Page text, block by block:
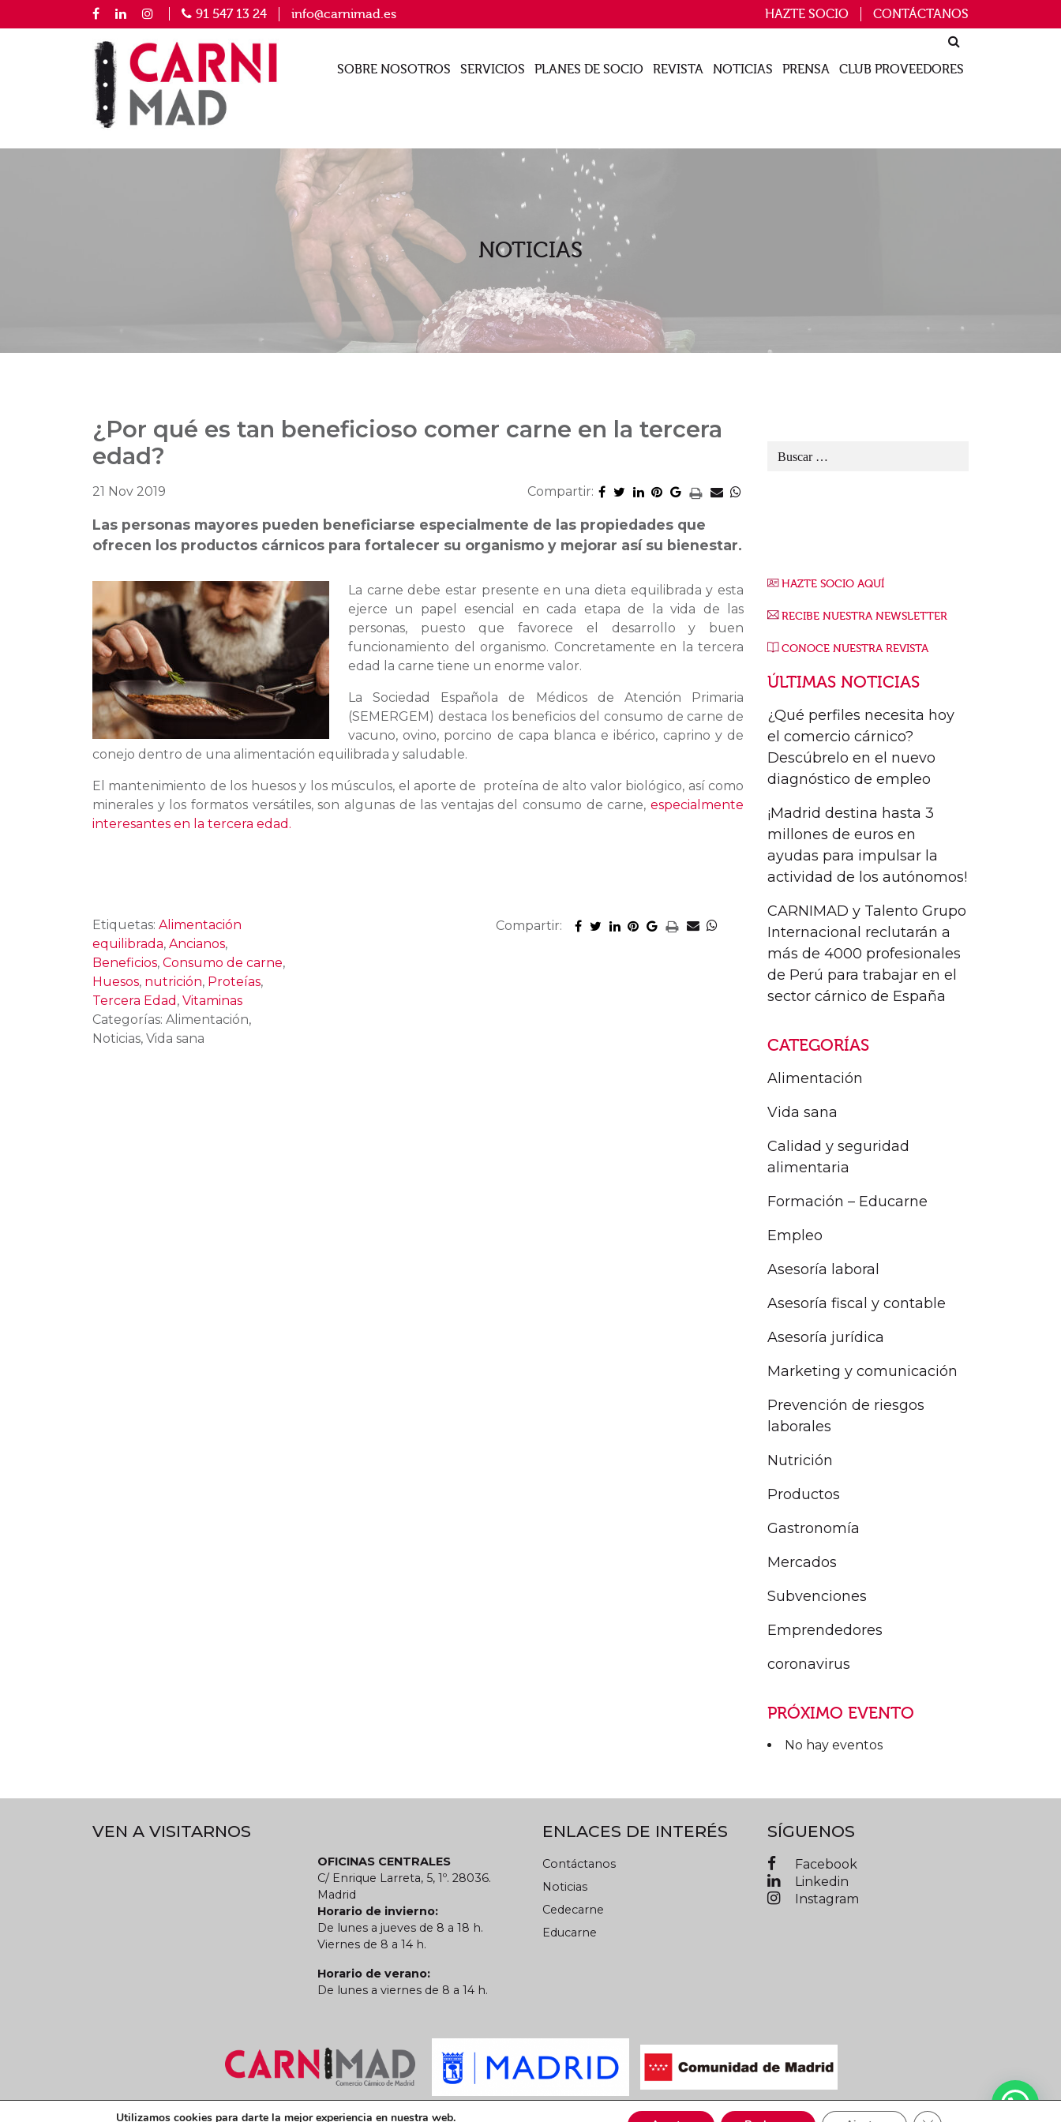
91 547 13 24 info@carnimad.es HAZTE SOCIO CONTÁCTANOS
SOBRE NOSOTROS SERVICIOS PLANES DE SOCIO REVISTA NOTICIAS PRENSA CLUB PROVEEDORES
NOTICIAS
¿Por qué es tan beneficioso comer carne en la tercera
edad?
21 Nov 2019 Compartir:
Las personas mayores pueden beneficiarse especialmente de las propiedades que
ofrecen los productos cárnicos para fortalecer su organismo y mejorar así su bienestar.
La carne debe estar presente en una dieta equilibrada y esta
ejerce un papel esencial en cada etapa de la vida de las
personas, puesto que favorece el desarrollo y buen
funcionamiento del organismo. Concretamente en la tercera
edad la carne tiene un enorme valor.
La Sociedad Española de Médicos de Atención Primaria
(SEMERGEM) destaca los beneficios del consumo de carne de
vacuno, ovino, porcino de capa blanca e ibérico, caprino y de
conejo dentro de una alimentación equilibrada y saludable.
El mantenimiento de los huesos y los músculos, el aporte de proteína de alto valor biológico, así como
minerales y los formatos versátiles, son algunas de las ventajas del consumo de carne, especialmente
interesantes en la tercera edad.
Etiquetas: Alimentación
equilibrada, Ancianos,
Beneficios, Consumo de carne,
Huesos, nutrición, Proteías,
Tercera Edad , Vitaminas
Categorías: Alimentación,
Noticias, Vida sana
Compartir:
HAZTE SOCIO AQUÍ
RECIBE NUESTRA NEWSLETTER
CONOCE NUESTRA REVISTA
ÚLTIMAS NOTICIAS
¿Qué perfiles necesita hoy
el comercio cárnico?
Descúbrelo en el nuevo
diagnóstico de empleo
¡Madrid destina hasta 3
millones de euros en
ayudas para impulsar la
actividad de los autónomos!
CARNIMAD y Talento Grupo
Internacional reclutarán a
más de 4000 profesionales
de Perú para trabajar en el
sector cárnico de España
CATEGORÍAS
Alimentación
Vida sana
Calidad y seguridad
alimentaria
Formación – Educarne
Empleo
Asesoría laboral
Asesoría fiscal y contable
Asesoría jurídica
Marketing y comunicación
Prevención de riesgos
laborales
Nutrición
Productos
Gastronomía
Mercados
Subvenciones
Emprendedores
coronavirus
PRÓXIMO EVENTO
No hay eventos
VEN A VISITARNOS
OFICINAS CENTRALES
C/ Enrique Larreta, 5, 1º. 28036.
Madrid
Horario de invierno:
De lunes a jueves de 8 a 18 h.
Viernes de 8 a 14 h.
Horario de verano:
De lunes a viernes de 8 a 14 h.
ENLACES DE INTERÉS
Contáctanos
Noticias
Cedecarne
Educarne
SÍGUENOS
Facebook
Linkedin
Instagram
Términos y condiciones legales Política de privacidad Política de cookies CARNIMAD © 2019 Todos los derechos reservados
Utilizamos cookies para darte la mejor experiencia en nuestra web.